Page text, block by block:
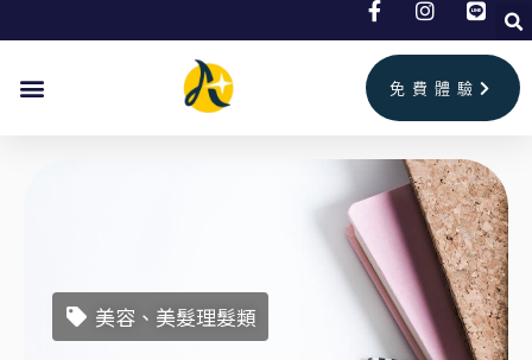
免費體驗
美容、美髮理髮類